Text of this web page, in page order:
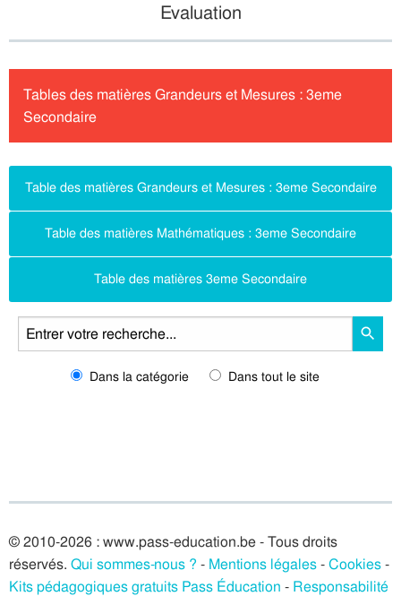
Evaluation
Tables des matières Grandeurs et Mesures : 3eme
Secondaire
Table des matières Grandeurs et Mesures : 3eme Secondaire
Table des matières Mathématiques : 3eme Secondaire
Table des matières 3eme Secondaire
Dans la catégorie Dans tout le site
© 2010-2026 : www.pass-education.be - Tous droits
réservés. Qui sommes-nous ? - Mentions légales-Cookies-
Kits pédagogiques gratuits Pass Éducation - Responsabilité